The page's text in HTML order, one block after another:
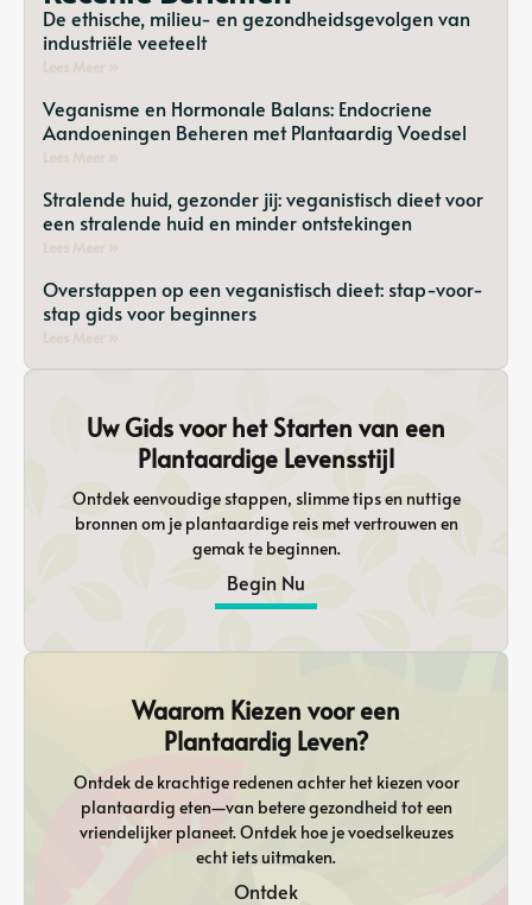
De ethische, milieu- en gezondheidsgevolgen van
industriële veeteelt
Veganisme en Hormonale Balans: Endocriene
Aandoeningen Beheren met Plantaardig Voedsel
Stralende huid, gezonder jij: veganistisch dieet voor
een stralende huid en minder ontstekingen
Overstappen op een veganistisch dieet: stap-voor-
stap gids voor beginners
Uw Gids voor het Starten van een
Plantaardige Levensstijl
Ontdek eenvoudige stappen, slimme tips en nuttige
bronnen om je plantaardige reis met vertrouwen en
gemak te beginnen.
Begin Nu
Waarom Kiezen voor een
Plantaardig Leven?
Ontdek de krachtige redenen achter het kiezen voor
plantaardig eten—van betere gezondheid tot een
vriendelijker planeet. Ontdek hoe je voedselkeuzes
echt iets uitmaken.
Ontdek